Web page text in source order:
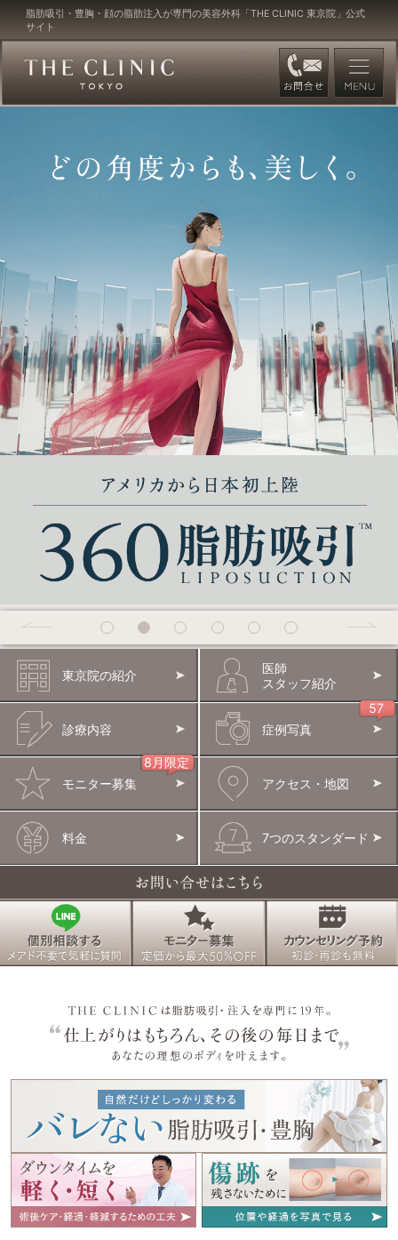
脂肪吸引・豊胸・顔の脂肪注入が専門の美容外科「THE CLINIC 東京院」公式
サイト
東京院の紹介
医師
スタッフ紹介
診療内容 症例写真
モニター募集 アクセス・地図
料金 7つのスタンダード